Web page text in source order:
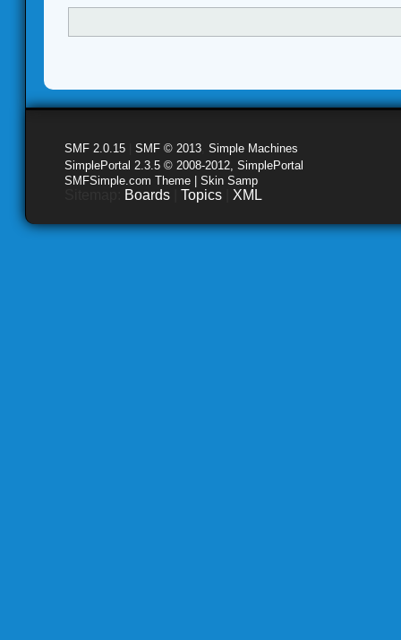
SMF 2.0.15 SMF © 2013 Simple Machines
SimplePortal 2.3.5 © 2008-2012, SimplePortal
SMFSimple.com Theme | Skin Samp
Boards Topics XML